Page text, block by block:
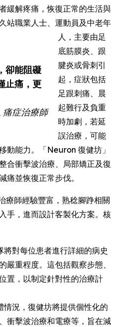
卻能阻礙
止痛，更
症治療師
緩解疼痛，恢復正常的生活與
站職業人士、運動員及中老年
人，主要由足
底筋膜炎、跟
腱炎或骨刺引
起，症狀包括
足跟刺痛、晨
起難行及負重
時加劇，若延
誤治療，可能
動能力。「Neuron 復健坊」
合衝擊波治療、局部矯正及復
痛並恢復正常步伐。
療師經驗豐富，熟稔腳踭相關
手，進而設計客製化方案。核
將對每位患者進行詳細的病史
嚴重程度。這包括觀察步態、
置，以制定針對性的治療計
情況，復健坊將提供個性化的
衝擊波治療和電療等，旨在減